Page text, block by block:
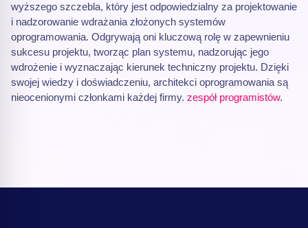
wyższego szczebla, który jest odpowiedzialny za projektowanie
i nadzorowanie wdrażania złożonych systemów
oprogramowania. Odgrywają oni kluczową rolę w zapewnieniu
sukcesu projektu, tworząc plan systemu, nadzorując jego
wdrożenie i wyznaczając kierunek techniczny projektu. Dzięki
swojej wiedzy i doświadczeniu, architekci oprogramowania są
nieocenionymi członkami każdej firmy. zespół programistów.